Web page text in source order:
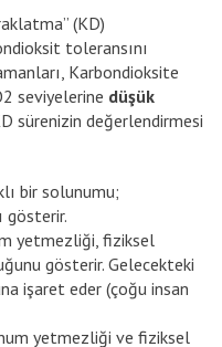
(KD)
toleransını
Karbondioksite
seviyelerine düşük
sürenizin değerlendirmesi
bir solunumu;
gösterir.
yetmezliği, fiziksel
gösterir. Gelecekteki
işaret eder (çoğu insan
yetmezliği ve fiziksel